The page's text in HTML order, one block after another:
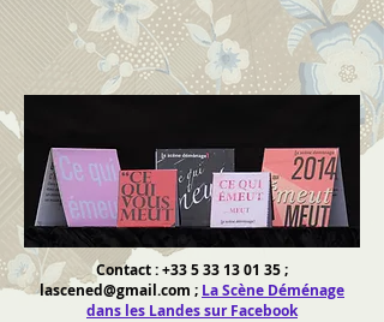
Contact :+33 5 33 13 01 35;
lascened@gmail.com ; La Scène Déménage
dans les Landes sur Facebook